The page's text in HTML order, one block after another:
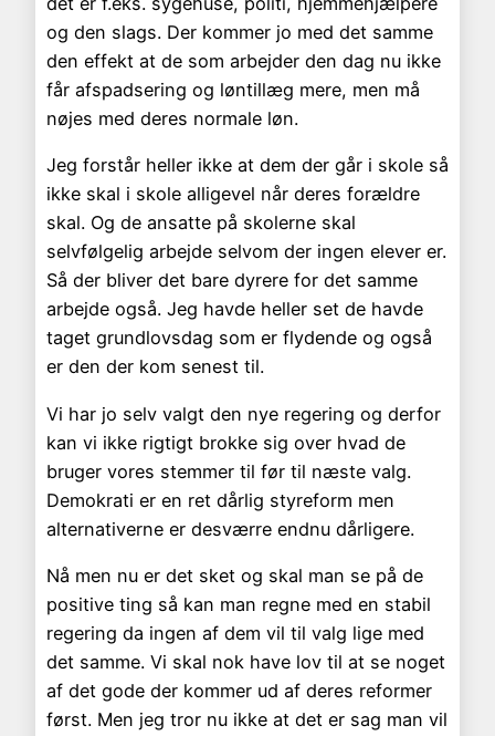
og den slags. Der kommer jo med det samme
den effekt at de som arbejder den dag nu ikke
får afspadsering og løntillæg mere, men må
nøjes med deres normale løn.
Jeg forstår heller ikke at dem der går i skole så
ikke skal i skole alligevel når deres forældre
skal. Og de ansatte på skolerne skal
selvfølgelig arbejde selvom der ingen elever er.
Så der bliver det bare dyrere for det samme
arbejde også. Jeg havde heller set de havde
taget grundlovsdag som er flydende og også
er den der kom senest til.
Vi har jo selv valgt den nye regering og derfor
kan vi ikke rigtigt brokke sig over hvad de
bruger vores stemmer til før til næste valg.
Demokrati er en ret dårlig styreform men
alternativerne er desværre endnu dårligere.
Nå men nu er det sket og skal man se på de
positive ting så kan man regne med en stabil
regering da ingen af dem vil til valg lige med
det samme. Vi skal nok have lov til at se noget
af det gode der kommer ud af deres reformer
først. Men jeg tror nu ikke at det er sag man vil